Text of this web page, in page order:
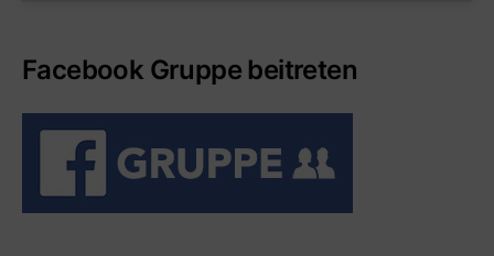
Facebook Gruppe beitreten